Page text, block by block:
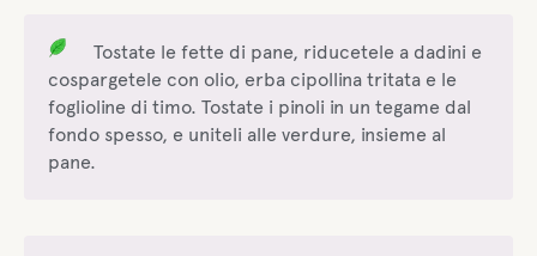
Tostate le fette di pane, riducetele a dadini e
cospargetele con olio, erba cipollina tritata e le
foglioline di timo. Tostate i pinoli in un tegame dal
fondo spesso, e uniteli alle verdure, insieme al
pane.